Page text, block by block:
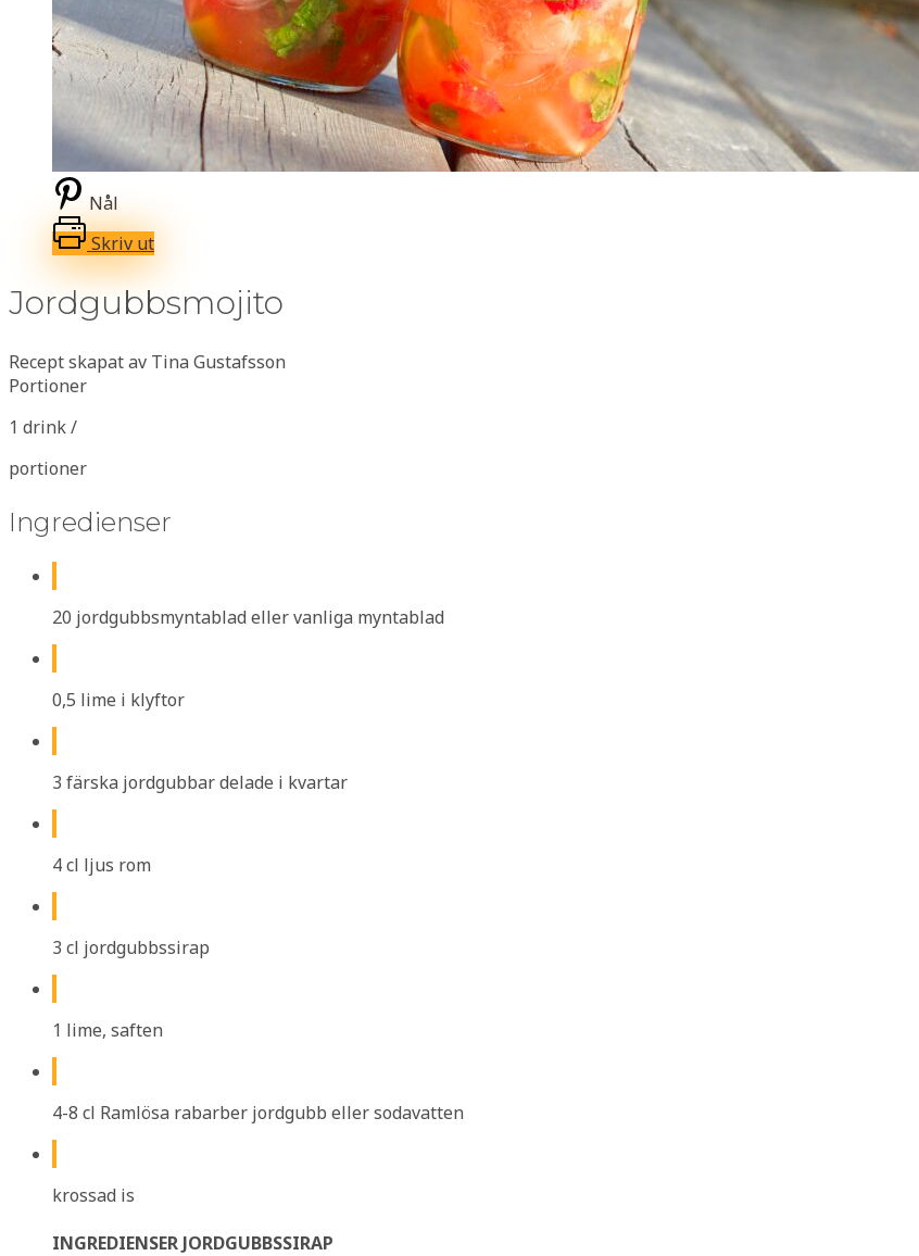
Nål
Skriv ut
Jordgubbsmojito
Recept skapat av Tina Gustafsson
Portioner
1 drink /
portioner
Ingredienser
20 jordgubbsmyntablad eller vanliga myntablad
0,5 lime i klyftor
3 färska jordgubbar delade i kvartar
4 cl ljus rom
3 cl jordgubbssirap
1 lime, saften
4-8 cl Ramlösa rabarber jordgubb eller sodavatten
krossad is
INGREDIENSER JORDGUBBSSIRAP